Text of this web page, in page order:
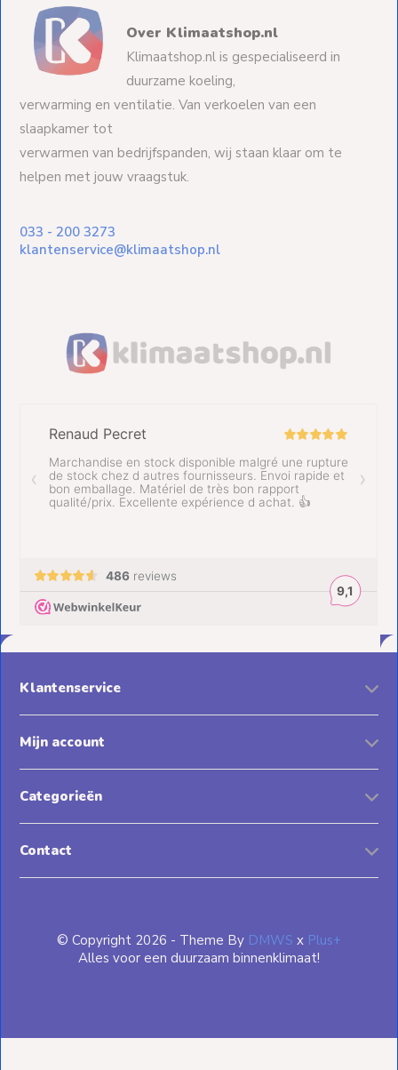
Over Klimaatshop.nl
Klimaatshop.nl is gespecialiseerd in
duurzame koeling,
verwarming en ventilatie. Van verkoelen van een
slaapkamer tot
verwarmen van bedrijfspanden, wij staan klaar om te
helpen met jouw vraagstuk.
033 - 200 3273
klantenservice@klimaatshop.nl
Klantenservice
Mijn account
Categorieën
Contact
© Copyright 2026 - Theme By DMWS x Plus+
Alles voor een duurzaam binnenklimaat!